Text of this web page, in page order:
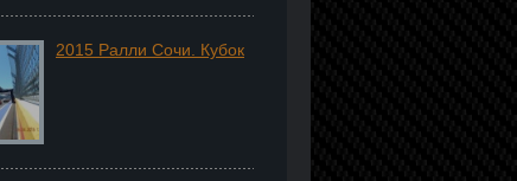
2015 Ралли Сочи. Кубок